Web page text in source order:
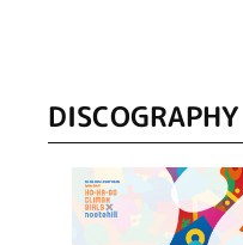
DISCOGRAPHY